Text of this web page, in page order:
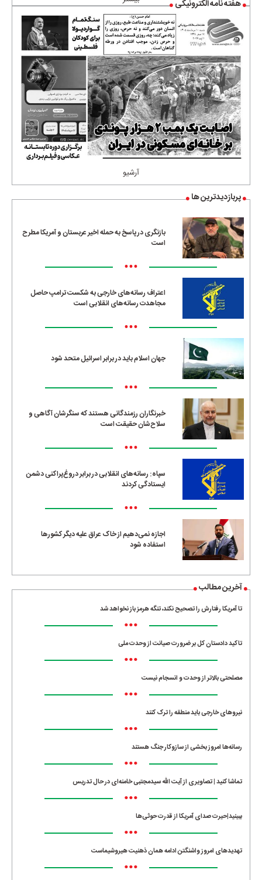
هفته نامه الکترونیکی
آرشیو
پربازدیدترین ها
بازنگری در پاسخ به حمله اخیر عربستان و آمریکا مطرح
است
•••
اعتراف رسانه‌های خارجی به شکست ترامپ حاصل
مجاهدت رسانه‌های انقلابی است
•••
جهان اسلام باید در برابر اسرائیل متحد شود
•••
خبرنگاران رزمندگانی هستند که سنگرشان آگاهی و
سلاح‌شان حقیقت است
•••
سپاه: رسانه‌های انقلابی در برابر دروغ‌پراکنی دشمن
ایستادگی کردند
•••
اجازه نمی‌دهیم از خاک عراق علیه دیگر کشورها
استفاده شود
آخرین مطالب
تا آمریکا رفتارش را تصحیح نکند، تنگه هرمز باز نخواهد شد
•••
تاکید دادستان کل بر ضرورت صیانت از وحدت ملی
•••
مصلحتی بالاتر از وحدت و انسجام نیست
•••
نیروهای خارجی باید منطقه را ترک کنند
•••
رسانه‌ها امروز بخشی از سازوکار جنگ هستند
•••
تماشا کنید | تصاویری از آیت الله سیدمجتبی خامنه‌ای در حال تدریس
•••
ببینید|حیرت صدای آمریکا از قدرت حوثی‌ها
•••
تهدیدهای امروز واشنگتن ادامه همان ذهنیت هیروشیماست
•••